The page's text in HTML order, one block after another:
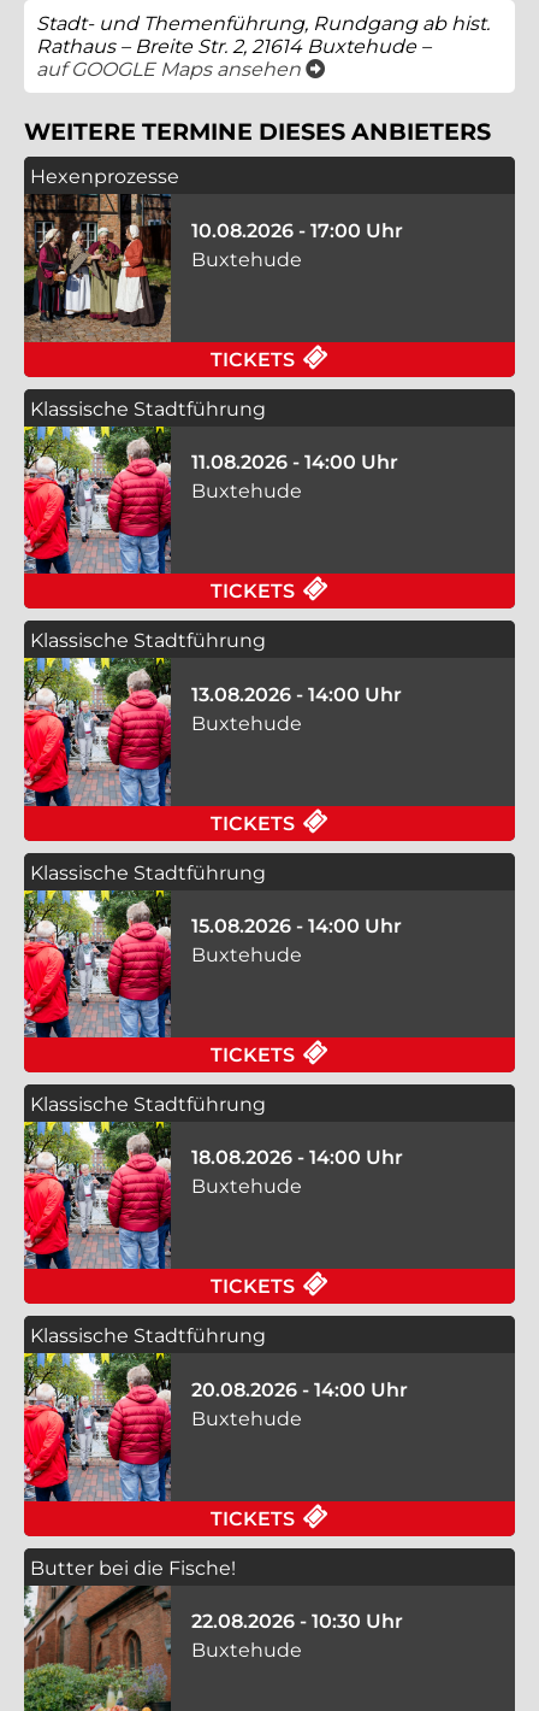
Stadt- und Themenführung, Rundgang ab hist.
Rathaus – Breite Str. 2, 21614 Buxtehude –
auf GOOGLE Maps ansehen öffnet ein neues Fenster
WEITERE TERMINE DIESES ANBIETERS
Hexenprozesse
10.08.2026 - 17:00 Uhr
Buxtehude
TICKETS
Klassische Stadtführung
11.08.2026 - 14:00 Uhr
Buxtehude
TICKETS
Klassische Stadtführung
13.08.2026 - 14:00 Uhr
Buxtehude
TICKETS
Klassische Stadtführung
15.08.2026 - 14:00 Uhr
Buxtehude
TICKETS
Klassische Stadtführung
18.08.2026 - 14:00 Uhr
Buxtehude
TICKETS
Klassische Stadtführung
20.08.2026 - 14:00 Uhr
Buxtehude
TICKETS
Butter bei die Fische!
22.08.2026 - 10:30 Uhr
Buxtehude